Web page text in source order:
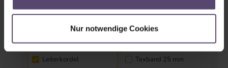
Nur notwendige Cookies
Leiterkordel Texband 25 mm